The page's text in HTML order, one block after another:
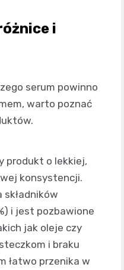
i
serum powinno
warto poznać
produkt o lekkiej,
konsystencji.
i jest pozbawione
jak oleje czy
i braku
łatwo przenika w